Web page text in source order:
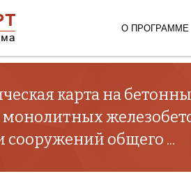
О ПРОГРАММЕ
карта на
монолитных
общего ...